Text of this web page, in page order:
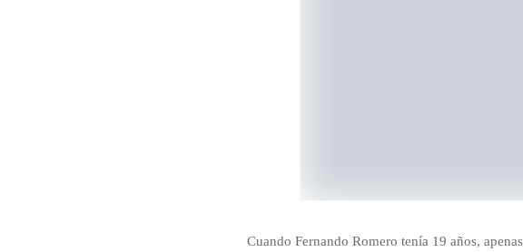
Cuando Fernando Romero tenía 19 años,